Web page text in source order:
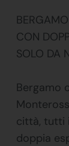
CON
SOLO DA
Bergamo
città, tutti
doppia